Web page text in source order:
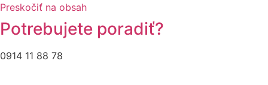
Preskočiť na obsah
Potrebujete poradiť?
0914 11 88 78